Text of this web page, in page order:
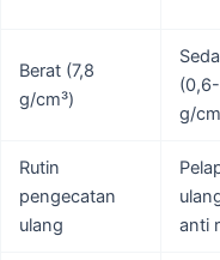
Berat (7,8
g/cm³)
g/
Rutin
pengecatan
ulang
anti